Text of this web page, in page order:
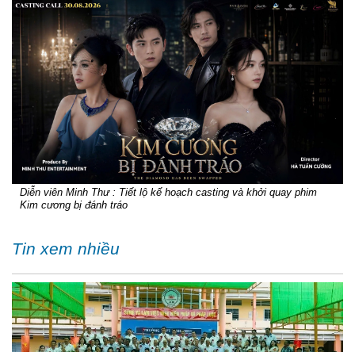
Diễn viên Minh Thư : Tiết lộ kế hoạch casting và khởi quay phim
Kim cương bị đánh tráo
Tin xem nhiều